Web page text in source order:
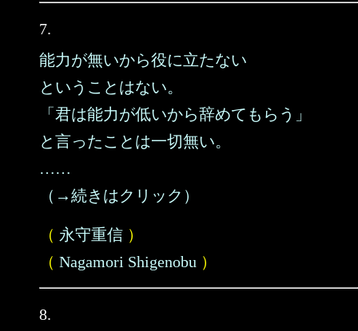
7.
能力が無いから役に立たない
ということはない。
「君は能力が低いから辞めてもらう」
と言ったことは一切無い。
……
（→続きはクリック）
（ 永守重信 ）
（ Nagamori Shigenobu ）
8.